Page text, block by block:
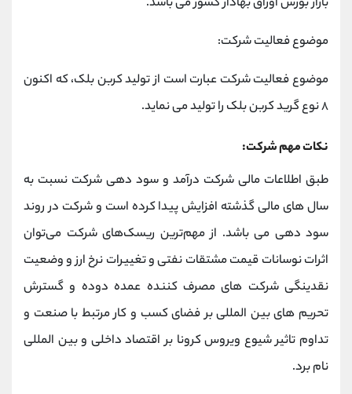
موضوع فعالیت شرکت:
موضوع فعالیت شرکت عبارت است از تولید کربن بلک، که اکنون
۸ نوع گرید کربن بلک را تولید می نماید.
نکات مهم شرکت:
طبق اطلاعات مالی شرکت درآمد و سود دهی شرکت نسبت به
سال های مالی گذشته افزایش پیدا کرده است و شرکت در روند
سود دهی می باشد. از مهم‌ترین ریسک‌های شرکت می‌توان
اثرات نوسانات قیمت مشتقات نفتی و تغییرات نرخ ارز و وضعیت
نقدینگی شرکت های مصرف کننده عمده دوده و گسترش
تحریم های بین المللی بر فضای کسب و کار مرتبط با صنعت و
تداوم تاثیر شیوع ویروس کرونا بر اقتصاد داخلی و بین المللی
نام برد.